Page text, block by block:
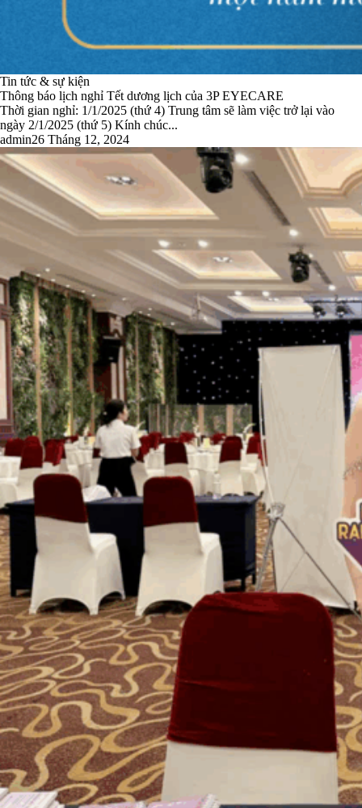
Tin tức & sự kiện
Thông báo lịch nghỉ Tết dương lịch của 3P EYECARE
Thời gian nghỉ: 1/1/2025 (thứ 4) Trung tâm sẽ làm việc trở lại vào
ngày 2/1/2025 (thứ 5) Kính chúc...
admin26 Tháng 12, 2024